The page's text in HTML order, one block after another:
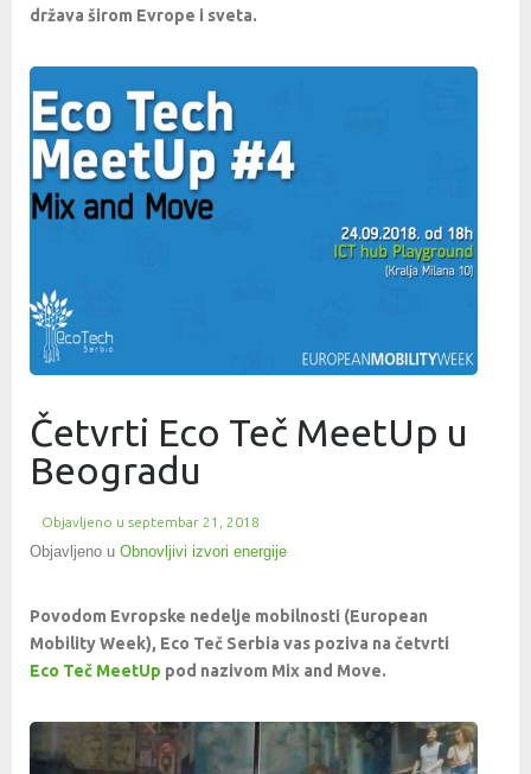
država širom Evrope i sveta.
Četvrti Eco Teč MeetUp u
Beogradu
Objavljeno u septembar 21, 2018
Objavljeno u Obnovljivi izvori energije
Povodom Evropske nedelje mobilnosti (European
Mobility Week), Eco Teč Serbia vas poziva na četvrti
Eco Teč MeetUp pod nazivom Mix and Move.